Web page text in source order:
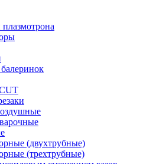
(двухтрубные)
(трехтрубные)